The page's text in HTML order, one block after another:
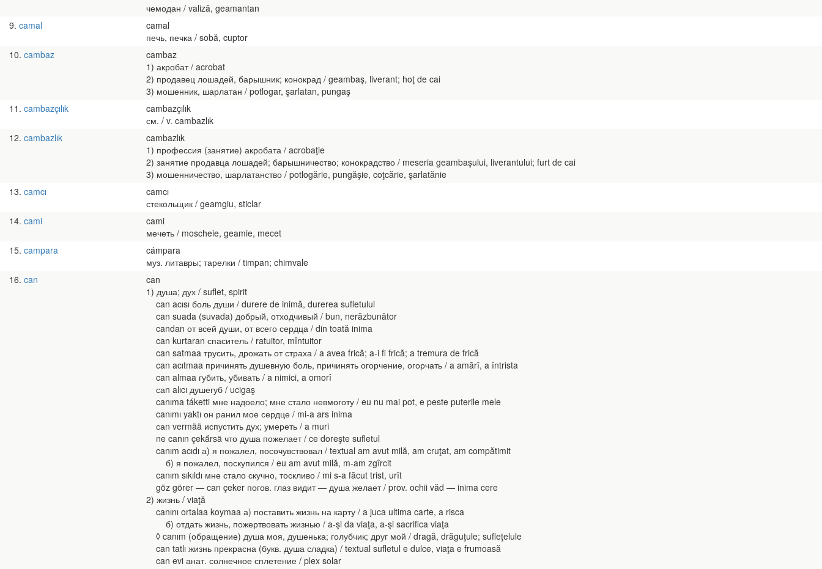
чемодан / valiză, geamantan
9 camal
camal
печь, печка / sobă, cuptor
10 cambaz
cambaz
1) акробат / acrobat
2) продавец лошадей, барышник; конокрад / geambaş, liverant; hoţ de cai
3) мошенник, шарлатан / potlogar, şarlatan, pungaş
11 cambazçılık
cambazçılık
см. / v. cambazlık
12 cambazlık
cambazlık
1) профессия (занятие) акробата / acrobaţie
2) занятие продавца лошадей; барышничество; конокрадство / meseria geambaşului, liverantului; furt de cai
3) мошенничество, шарлатанство / potlogărie, pungăşie, coţcărie, şarlatănie
13 camcı
camcı
стекольщик / geamgiu, sticlar
14 cami
cami
мечеть / moscheie, geamie, mecet
15 campara
cámpara
муз. литавры; тарелки / timpan; chimvale
16 can
can
1) душа; дух / suflet, spirit
can acısı боль души / durere de inimă, durerea sufletului
can suada (suvada) добрый, отходчивый / bun, nerăzbunător
candan от всей души, от всего сердца / din toată inima
can kurtaran спаситель / ratuitor, mîntuitor
can satmaa трусить, дрожать от страха / a avea frică; a-i fi frică; a tremura de frică
can acıtmaa причинять душевную боль, причинять огорчение, огорчать / a amărî, a întrista
can almaa губить, убивать / a nimici, a omorî
саn alıcı душегуб / ucigaş
canıma táketti мне надоело; мне стало невмоготу / eu nu mai pot, e peste puterile mele
canımı yaktı он ранил мое сердце / mi-a ars inima
саn vermää испустить дух; умереть / a muri
ne canın çekä́rsä что душа пожелает / ce doreşte sufletul
canım acıdı а) я пожалел, посочувствовал / textual am avut milă, am cruţat, am compătimit
б) я пожалел, поскупился / eu am avut milă, m-am zgîrcit
canım sıkıldı мне стало скучно, тоскливо / mi s-a făcut trist, urît
göz görer — can çeker погов. глаз видит — душа желает / prov. ochii văd — inima cere
2) жизнь / viaţă
canını ortalaa koymaa а) поставить жизнь на карту / a juca ultima carte, a risca
б) отдать жизнь, пожертвовать жизнью / a-şi da viaţa, a-şi sacrifica viaţa
◊ canım (обращение) душа моя, душенька; голубчик; друг мой / dragă, drăguţule; sufleţelule
can tatlı жизнь прекрасна (букв. душа сладка) / textual sufletul e dulce, viaţa e frumoasă
can evi анат. солнечное сплетение / plex solar